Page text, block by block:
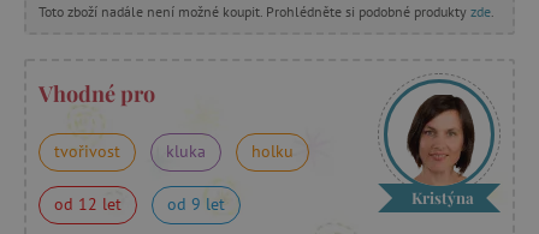
Toto zboží nadále není možné koupit. Prohlédněte si podobné produkty zde
Vhodné pro
tvořivost kluka holku
od 12 let od 9 let Kristýna